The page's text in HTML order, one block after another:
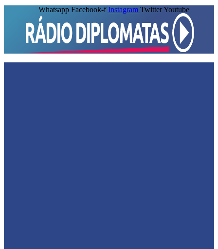
Whatsapp Facebook-f Instagram Twitter Youtube